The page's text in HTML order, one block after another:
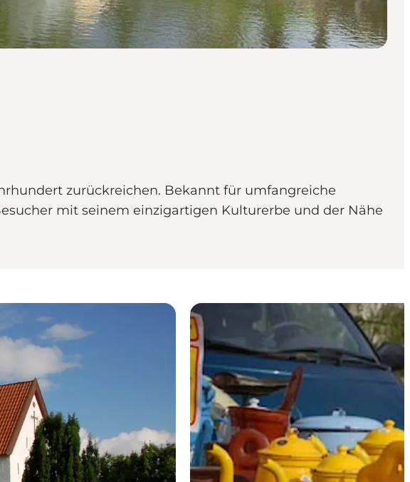
zurückreichen. Bekannt für umfangreiche
mit seinem einzigartigen Kulturerbe und der Nähe